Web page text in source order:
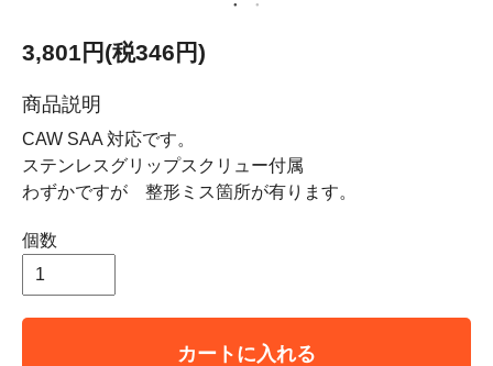
3,801円(税346円)
商品説明
CAW SAA 対応です。
ステンレスグリップスクリュー付属
わずかですが 整形ミス箇所が有ります。
個数
カートに入れる